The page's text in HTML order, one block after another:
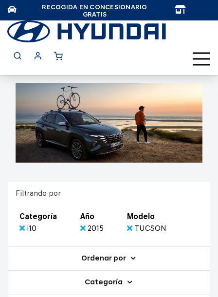
RECOGIDA EN CONCESIONARIO
GRATIS
Filtrando por
Categoría
i10
Año
2015
Modelo
TUCSON
Ordenar por
Categoría